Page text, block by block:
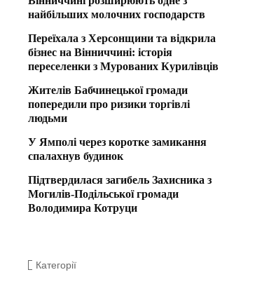
найбільших молочних господарств
Переїхала з Херсонщини та відкрила
бізнес на Вінниччині: історія
переселенки з Мурованих Курилівців
Жителів Бабчинецької громади
попередили про ризики торгівлі
людьми
У Ямполі через коротке замикання
спалахнув будинок
Підтвердилася загибель Захисника з
Могилів-Подільської громади
Володимира Котруци
Категорії